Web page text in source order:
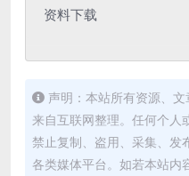
资料下载
声明：本站所有资源、
来自互联网整理。任何个人
禁止复制、盗用、采集、发
各类媒体平台。如若本站内